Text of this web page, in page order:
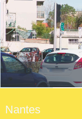
Nantes